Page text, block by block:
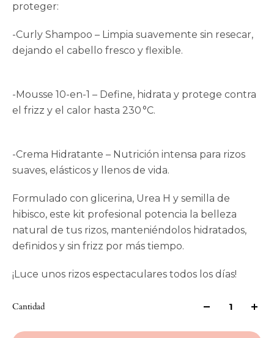
proteger:
-Curly Shampoo – Limpia suavemente sin resecar,
dejando el cabello fresco y flexible.
-Mousse 10-en-1 – Define, hidrata y protege contra
el frizz y el calor hasta 230 °C.
-Crema Hidratante – Nutrición intensa para rizos
suaves, elásticos y llenos de vida.
Formulado con glicerina, Urea H y semilla de
hibisco, este kit profesional potencia la belleza
natural de tus rizos, manteniéndolos hidratados,
definidos y sin frizz por más tiempo.
¡Luce unos rizos espectaculares todos los días!
Cantidad